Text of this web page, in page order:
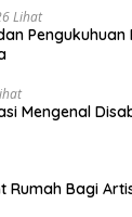
Lihat
Pengukuhuan
Mengenal
Rumah Bagi